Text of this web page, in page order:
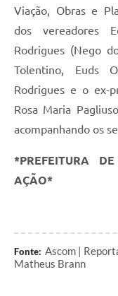
Viação, Obras e
dos vereadores
Rodrigues (Nego
Tolentino, Euds
Rodrigues e o ex-
Rosa Maria
acompanhando os
*PREFEITURA
AÇÃO*
Fonte: Ascom |
Matheus Brann